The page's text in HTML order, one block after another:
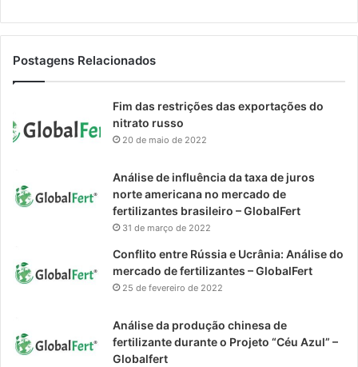
Postagens Relacionados
Fim das restrições das exportações do
nitrato russo
20 de maio de 2022
Análise de influência da taxa de juros
norte americana no mercado de
fertilizantes brasileiro – GlobalFert
31 de março de 2022
Conflito entre Rússia e Ucrânia: Análise do
mercado de fertilizantes – GlobalFert
25 de fevereiro de 2022
Análise da produção chinesa de
fertilizante durante o Projeto “Céu Azul” –
Globalfert